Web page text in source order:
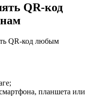
QR-код
QR-код любым
планшета или